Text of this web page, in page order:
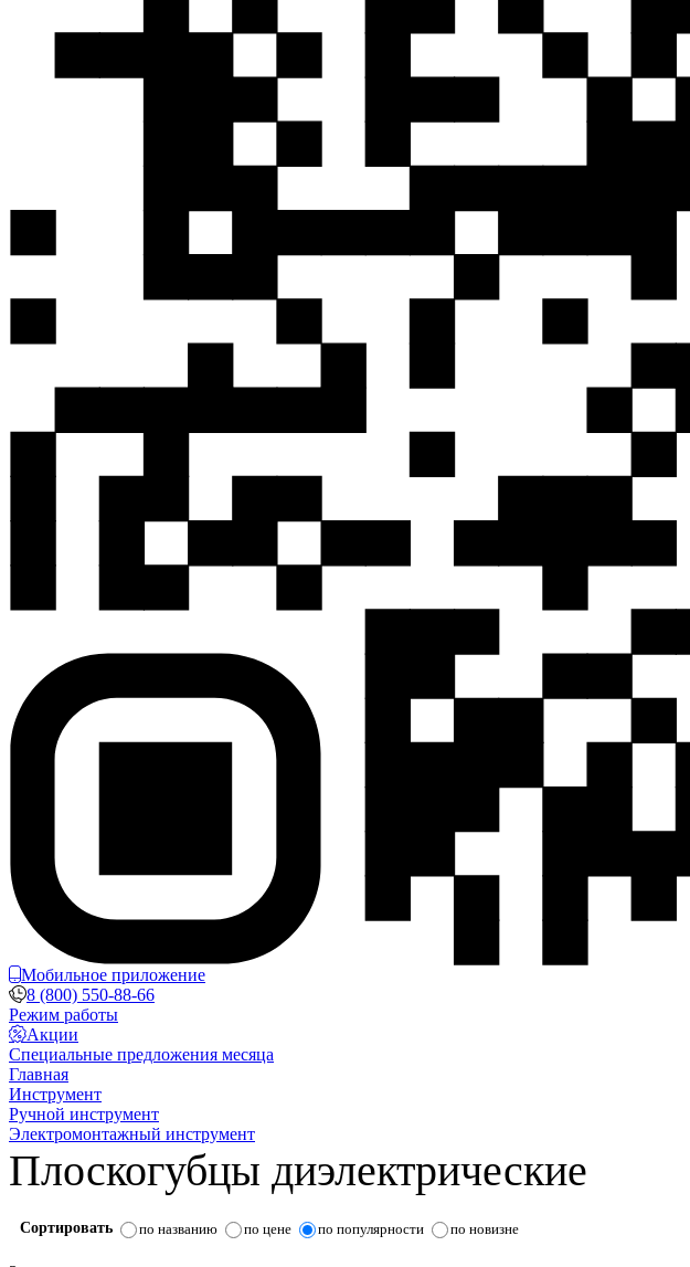
Мобильное приложение
8 (800) 550-88-66
Режим работы
Акции
Специальные предложения месяца
Главная
Инструмент
Ручной инструмент
Электромонтажный инструмент
Плоскогубцы диэлектрические
Сортировать по названию по цене по популярности по новизне